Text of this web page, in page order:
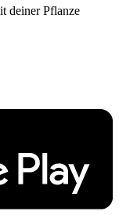
deiner Pflanze